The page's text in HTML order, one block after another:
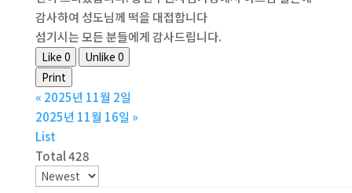
감사하여 성도님께 떡을 대접합니다
섬기시는 모든 분들에게 감사드립니다.
Like 0 Unlike 0
Print
« 2025년 11월 2일
2025년 11월 16일 »
List
Total 428